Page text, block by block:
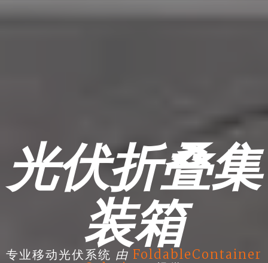
光伏折叠集
装箱
专业移动光伏系统 由 FoldableContainer